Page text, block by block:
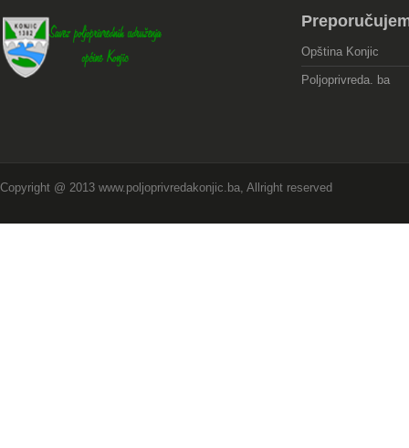
Opština Konjic
Poljoprivreda. ba
Copyright @ 2013 www.poljoprivredakonjic.ba, Allright reserved